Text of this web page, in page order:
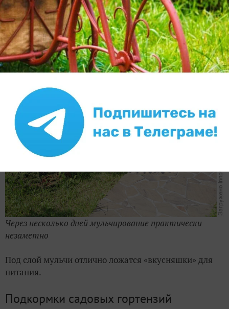
Но уже через несколько дней мульча немного осядет,
цвет станет менее вызывающим, а вокруг
поднимется трава, которая визуально практически
выровняет пространство. Со временем иголки опадут
на землю, тогда скелетные ветки просто убирают.
Через несколько дней мульчирование практически
незаметно
Под слой мульчи отлично ложатся «вкусняшки» для
питания.
Подкормки садовых гортензий